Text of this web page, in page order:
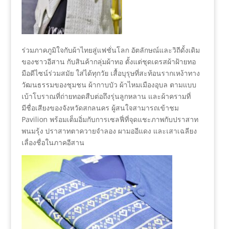
ร่วมภาคภูมิใจกับผ้าไทยสู่แฟชั่นโลก อัตลักษณ์และวิถีดั้งเดิม
ของชาวอีสาน กับสินค้ากลุ่มผ้าทอ ตั้งแต่ชุดเดรสผ้าฝ้ายทอ
มือดีไซน์ร่วมสมัย ใส่ได้ทุกวัย เสื้อบุรุษที่สะท้อนรากเหง้าทาง
วัฒนธรรมของชุมชน ผ้ากาบบัว ผ้าไหมเมืองอุบล ตามแบบ
เบ้าโบราณที่ถ่ายทอดสืบต่อถึงรุ่นลูกหลาน และผ้าครามที่
มีชื่อเสียงของจังหวัดสกลนคร ผู้สนใจสามารถเข้าชม
Pavilion พร้อมเต็มอิ่มกับการเซลฟี่ที่จุดแชะภาพกับปราสาท
พนมรุ้ง ปราสาทตาควายจำลอง ผามออีแดง และเสาเฉลียง
เลื่องชื่อในภาคอีสาน